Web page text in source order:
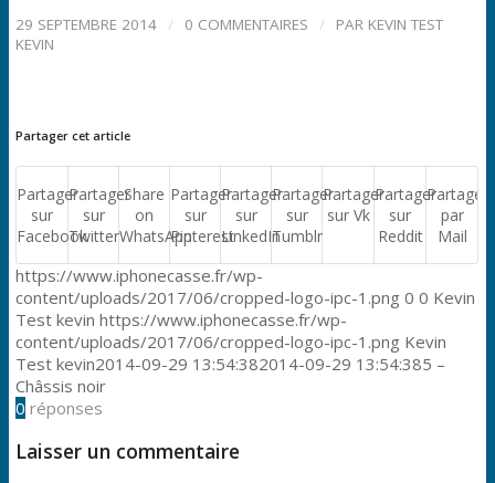
29 SEPTEMBRE 2014 / 0 COMMENTAIRES / PAR KEVIN TEST
KEVIN
Partager cet article
Partager
sur
Facebook
Partager
sur
Twitter
Share
on
WhatsApp
Partager
sur
Pinterest
Partager
sur
LinkedIn
Partager
sur
Tumblr
Partager
sur Vk
Partager
sur
Reddit
Partager
par
Mail
https://www.iphonecasse.fr/wp-
content/uploads/2017/06/cropped-logo-ipc-1.png 0 0 Kevin
Test kevin https://www.iphonecasse.fr/wp-
content/uploads/2017/06/cropped-logo-ipc-1.png Kevin
Test kevin2014-09-29 13:54:382014-09-29 13:54:385 –
Châssis noir
0 réponses
Laisser un commentaire